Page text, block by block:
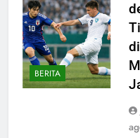
BERITA